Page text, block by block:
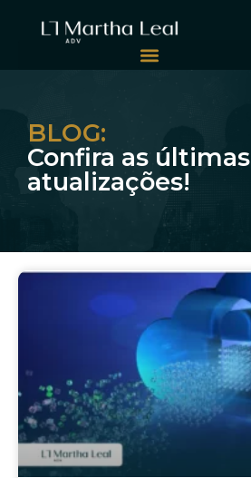
BLOG:
Confira as últimas
atualizações!